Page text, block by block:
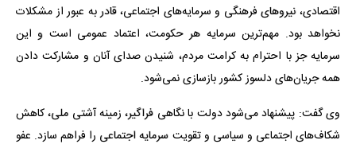
اقتصادی، نیروهای فرهنگی و سرمایه‌های اجتماعی، قادر به عبور از مشکلات
نخواهد بود. مهم‌ترین سرمایه هر حکومت، اعتماد عمومی است و این
سرمایه جز با احترام به کرامت مردم، شنیدن صدای آنان و مشارکت دادن
همه جریان‌های دلسوز کشور بازسازی نمی‌شود.
وی گفت: پیشنهاد می‌شود دولت با نگاهی فراگیر، زمینه آشتی ملی، کاهش
شکاف‌های اجتماعی و سیاسی و تقویت سرمایه اجتماعی را فراهم سازد. عفو